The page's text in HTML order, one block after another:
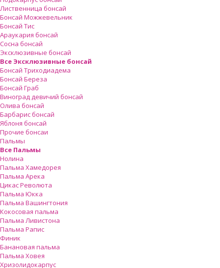
Лиственница бонсай
Бонсай Можжевельник
Бонсай Тис
Араукария бонсай
Сосна бонсай
Эксклюзивные бонсай
Все Эксклюзивные бонсай
Бонсай Триходиадема
Бонсай Береза
Бонсай Граб
Виноград девичий бонсай
Олива бонсай
Барбарис бонсай
Яблоня бонсай
Прочие бонсаи
Пальмы
Все Пальмы
Нолина
Пальма Хамедорея
Пальма Арека
Цикас Революта
Пальмa Юкка
Пальма Вашингтония
Кокосовая пальма
Пальма Ливистона
Пальма Рапис
Финик
Банановая пальма
Пальма Ховея
Хризолидокарпус